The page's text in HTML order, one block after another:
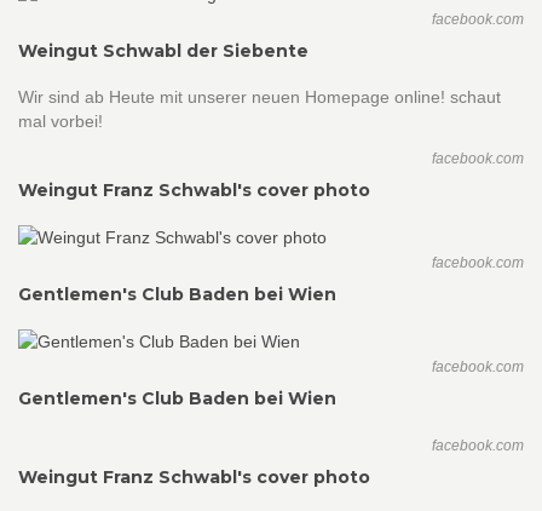
facebook.com
Weingut Schwabl der Siebente
Wir sind ab Heute mit unserer neuen Homepage online! schaut
mal vorbei!
facebook.com
Weingut Franz Schwabl's cover photo
facebook.com
Gentlemen's Club Baden bei Wien
facebook.com
Gentlemen's Club Baden bei Wien
facebook.com
Weingut Franz Schwabl's cover photo